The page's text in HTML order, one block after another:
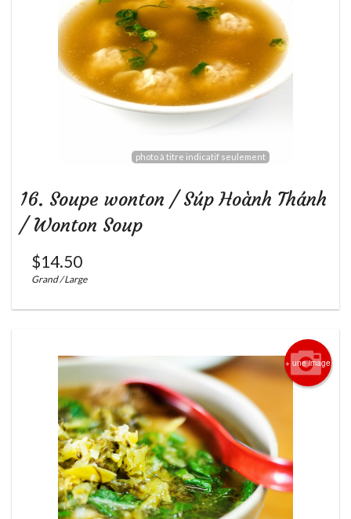
photo à titre indicatif seulement
16. Soupe wonton / Súp Hoành Thánh
/ Wonton Soup
$14.50
Grand / Large
+ une image